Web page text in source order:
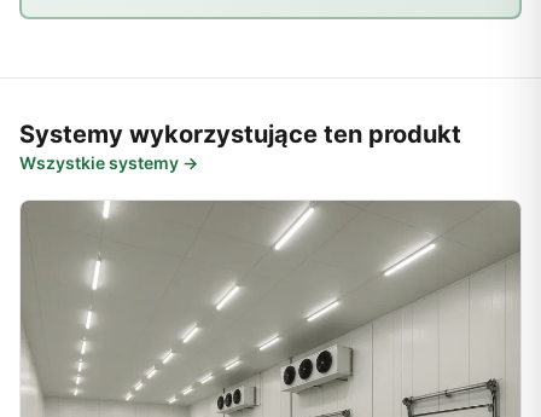
Systemy wykorzystujące ten produkt
Wszystkie systemy →